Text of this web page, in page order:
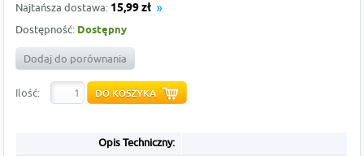
Najtańsza dostawa: 15,99 zł
Dostępność: Dostępny
Dodaj do porównania
Ilość:
Opis Techniczny: